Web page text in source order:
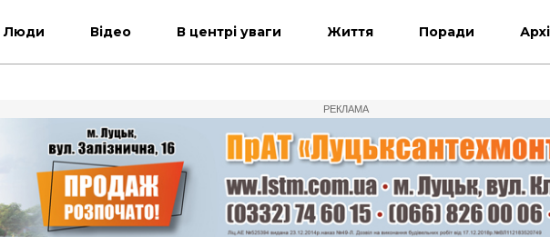
Люди Відео В центрі уваги Життя Поради
РЕКЛАМА